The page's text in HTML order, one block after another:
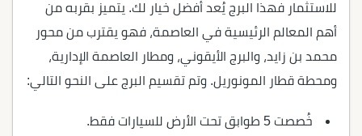
للاستثمار فهذا البرج يُعد أفضل خيار لك. يتميز بقربه من
أهم المعالم الرئيسية في العاصمة، فهو يقترب من محور
محمد بن زايد، والبرج الأيقوني، ومطار العاصمة الإدارية،
ومحطة قطار المونوريل. وتم تقسيم البرج على النحو التالي:
خُصصت 5 طوابق تحت الأرض للسيارات فقط.